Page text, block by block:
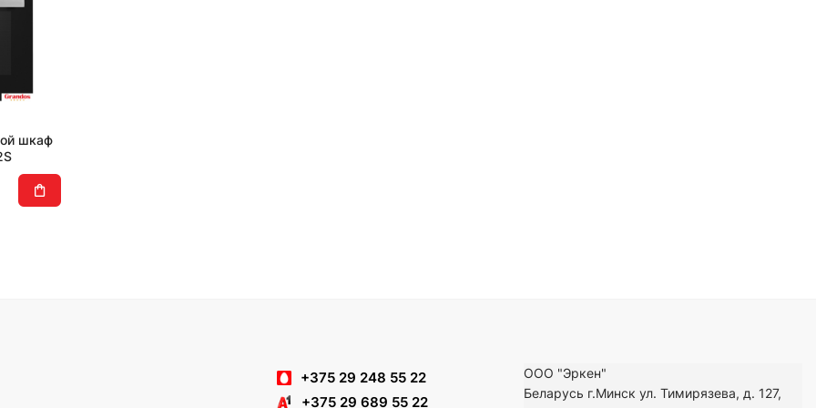
шкаф
+375 29 248 55 22
+375 29 689 55 22
ООО "Эркен"
Беларусь г.Минск ул. Тимирязева, д. 127,